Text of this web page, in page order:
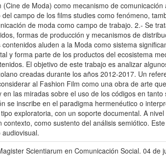
de Moda) como mecanismo de
campo de los films studies como fenómeno,
de moda como campo de trabajo. 2.- Se
formas de producción y mecanismos de
aluden a la Moda como sistema
y forma parte de los productos del ecosistema
El objetivo de este trabajo es analizar
creadas durante los años 2012-2017. Un
al Fashion Film como una obra de arte
las miradas sobre el uso de los códigos en
se inscribe en el paradigma hermenéutico o
exploratoria, con un soporte documental. A
como sustento del análisis semiótico.
Scientiarum en Comunicación Social. 04 de